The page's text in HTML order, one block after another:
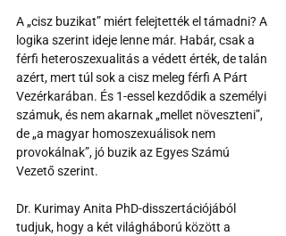
A „cisz buzikat” miért felejtették el támadni? A
logika szerint ideje lenne már. Habár, csak a
férfi heteroszexualitás a védett érték, de talán
azért, mert túl sok a cisz meleg férfi A Párt
Vezérkarában. És 1-essel kezdődik a személyi
számuk, és nem akarnak „mellet növeszteni”,
de „a magyar homoszexuálisok nem
provokálnak”, jó buzik az Egyes Számú
Vezető szerint.
Dr. Kurimay Anita PhD-disszertációjából
tudjuk, hogy a két világháború között a